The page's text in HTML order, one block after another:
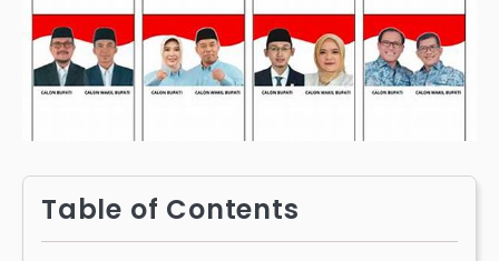
Table of Contents